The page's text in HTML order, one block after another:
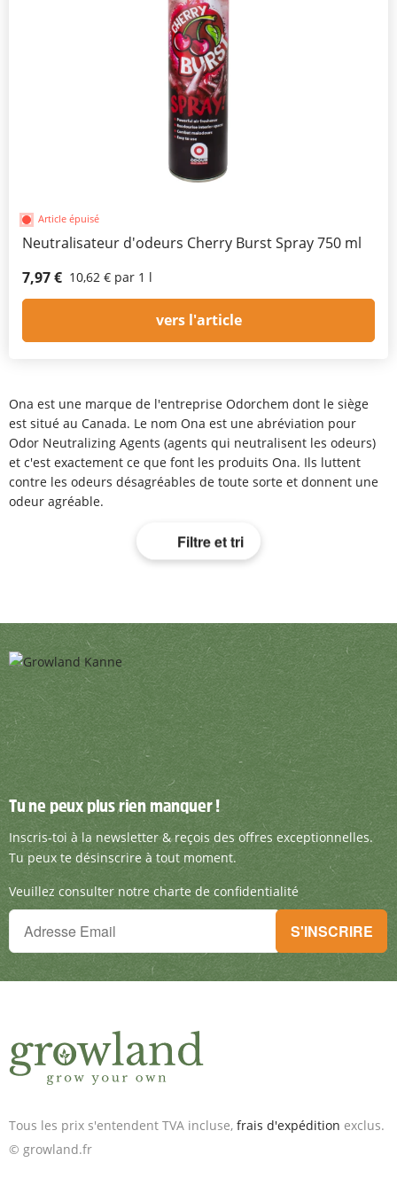
Filtre et tri
Article épuisé
Neutralisateur d'odeurs Cherry Burst Spray 750 ml
7,97 € 10,62 € par 1 l
vers l'article
Ona est une marque de l'entreprise Odorchem dont le siège
est situé au Canada. Le nom Ona est une abréviation pour
Odor Neutralizing Agents (agents qui neutralisent les odeurs)
et c'est exactement ce que font les produits Ona. Ils luttent
contre les odeurs désagréables de toute sorte et donnent une
odeur agréable.
Tu ne peux plus rien manquer !
Inscris-toi à la newsletter & reçois des offres
Tu ne peux plus rien manquer !
Inscris-toi à la newsletter & reçois des offres exceptionnelles.
Tu peux te désinscrire à tout moment.
Veuillez consulter notre charte de confidentialité
Tu ne peux plus rien manquer !
Inscris-toi à la newsletter & reçois des offres exceptionnelles.
S'INSCRIRE
Tous les prix s'entendent TVA incluse, frais d'expédition exclus.
© growland.fr